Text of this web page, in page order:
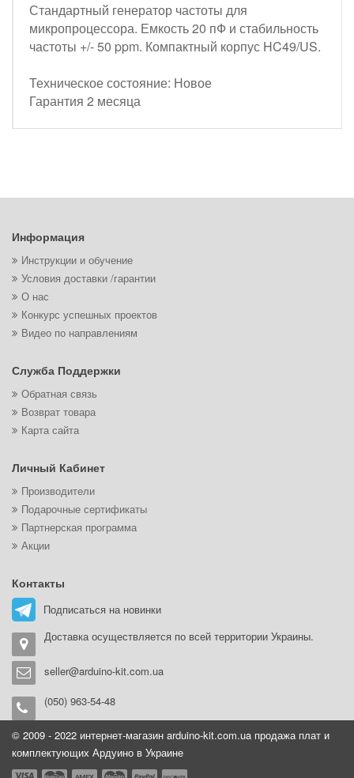
Стандартный генератор частоты для
микропроцессора. Емкость 20 пФ и стабильность
частоты +/- 50 ppm. Компактный корпус HC49/US.
Техническое состояние: Новое
Гарантия 2 месяца
Информация
Инструкции и обучение
Условия доставки /гарантии
О нас
Конкурс успешных проектов
Видео по направлениям
Служба Поддержки
Обратная связь
Возврат товара
Карта сайта
Личный Кабинет
Производители
Подарочные сертификаты
Партнерская программа
Акции
Контакты
Подписаться на новинки
Доставка осуществляется по всей территории Украины.
seller@arduino-kit.com.ua
(050) 963-54-48
© 2009 - 2022 интернет-магазин arduino-kit.com.ua продажа плат и
комплектующих Ардуино в Украине